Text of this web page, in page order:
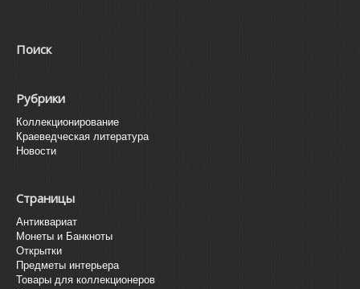
Поиск
Рубрики
Коллекционирование
Краеведческая литература
Новости
Страницы
Антиквариат
Монеты и Банкноты
Открытки
Предметы интерьера
Товары для коллекционеров